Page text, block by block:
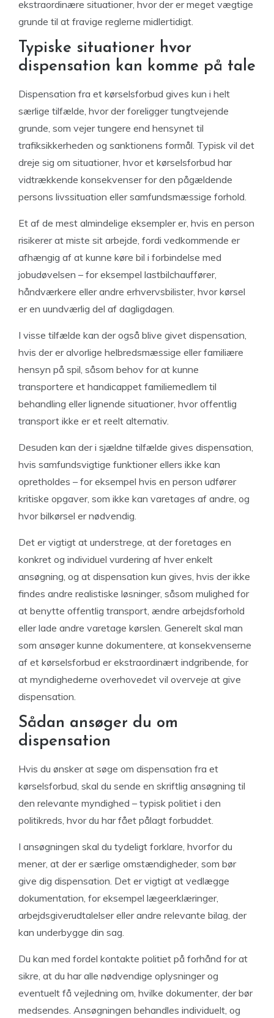
ekstraordinære situationer, hvor der er meget vægtige
grunde til at fravige reglerne midlertidigt.
Typiske situationer hvor
dispensation kan komme på tale
Dispensation fra et kørselsforbud gives kun i helt
særlige tilfælde, hvor der foreligger tungtvejende
grunde, som vejer tungere end hensynet til
trafiksikkerheden og sanktionens formål. Typisk vil det
dreje sig om situationer, hvor et kørselsforbud har
vidtrækkende konsekvenser for den pågældende
persons livssituation eller samfundsmæssige forhold.
Et af de mest almindelige eksempler er, hvis en person
risikerer at miste sit arbejde, fordi vedkommende er
afhængig af at kunne køre bil i forbindelse med
jobudøvelsen – for eksempel lastbilchauffører,
håndværkere eller andre erhvervsbilister, hvor kørsel
er en uundværlig del af dagligdagen.
I visse tilfælde kan der også blive givet dispensation,
hvis der er alvorlige helbredsmæssige eller familiære
hensyn på spil, såsom behov for at kunne
transportere et handicappet familiemedlem til
behandling eller lignende situationer, hvor offentlig
transport ikke er et reelt alternativ.
Desuden kan der i sjældne tilfælde gives dispensation,
hvis samfundsvigtige funktioner ellers ikke kan
opretholdes – for eksempel hvis en person udfører
kritiske opgaver, som ikke kan varetages af andre, og
hvor bilkørsel er nødvendig.
Det er vigtigt at understrege, at der foretages en
konkret og individuel vurdering af hver enkelt
ansøgning, og at dispensation kun gives, hvis der ikke
findes andre realistiske løsninger, såsom mulighed for
at benytte offentlig transport, ændre arbejdsforhold
eller lade andre varetage kørslen. Generelt skal man
som ansøger kunne dokumentere, at konsekvenserne
af et kørselsforbud er ekstraordinært indgribende, for
at myndighederne overhovedet vil overveje at give
dispensation.
Sådan ansøger du om
dispensation
Hvis du ønsker at søge om dispensation fra et
kørselsforbud, skal du sende en skriftlig ansøgning til
den relevante myndighed – typisk politiet i den
politikreds, hvor du har fået pålagt forbuddet.
I ansøgningen skal du tydeligt forklare, hvorfor du
mener, at der er særlige omstændigheder, som bør
give dig dispensation. Det er vigtigt at vedlægge
dokumentation, for eksempel lægeerklæringer,
arbejdsgiverudtalelser eller andre relevante bilag, der
kan underbygge din sag.
Du kan med fordel kontakte politiet på forhånd for at
sikre, at du har alle nødvendige oplysninger og
eventuelt få vejledning om, hvilke dokumenter, der bør
medsendes. Ansøgningen behandles individuelt, og